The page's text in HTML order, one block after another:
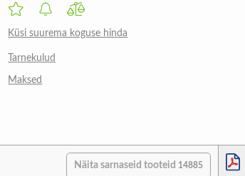
Küsi suurema koguse hinda
Tarnekulud
Maksed
Näita sarnaseid tooteid 14885